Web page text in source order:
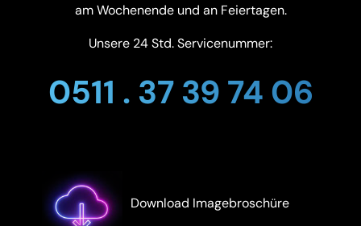
am Wochenende und an Feiertagen.
Unsere 24 Std. Servicenummer:
0511 . 37 39 74 06
Download Imagebroschüre